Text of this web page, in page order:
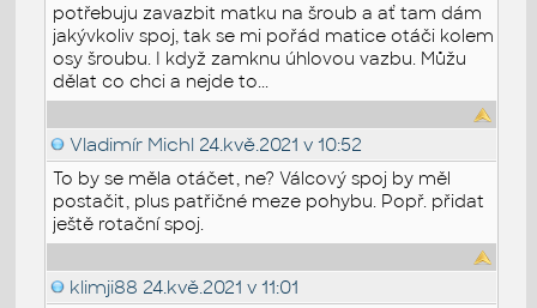
potřebuju zavazbit matku na šroub a ať tam dám
jakývkoliv spoj, tak se mi pořád matice otáči kolem
osy šroubu. I když zamknu úhlovou vazbu. Můžu
dělat co chci a nejde to...
Vladimír Michl 24.kvě.2021 v 10:52
To by se měla otáčet, ne? Válcový spoj by měl
postačit, plus patřičné meze pohybu. Popř. přidat
ještě rotační spoj.
klimji88 24.kvě.2021 v 11:01